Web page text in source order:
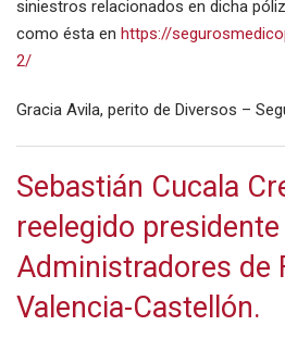
siniestros relacionados en dicha
como ésta en https://
2/
Gracia Avila, perito de Diversos –
Sebastián Cucala
reelegido
Administradores de
Valencia-Castellón.